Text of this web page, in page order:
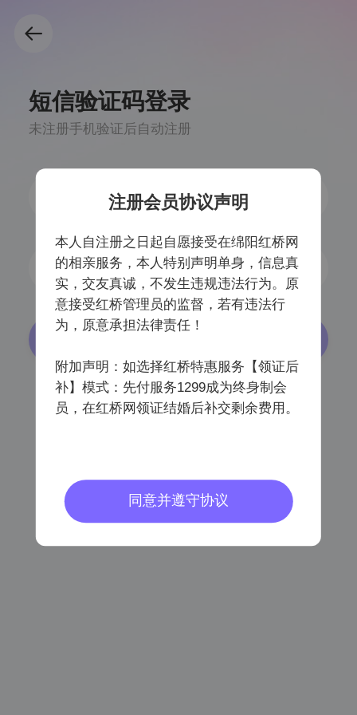
短信验证码登录
未注册手机验证后自动注册
获取验证码
已阅读同意《会员注册协议》《个人信息保护协议》
密码登录
注册会员协议声明
本人自注册之日起自愿接受在绵阳红桥网
的相亲服务，本人特别声明单身，信息真
实，交友真诚，不发生违规违法行为。原
意接受红桥管理员的监督，若有违法行
为，原意承担法律责任！
附加声明：如选择红桥特惠服务【领证后
补】模式：先付服务1299成为终身制会
员，在红桥网领证结婚后补交剩余费用。
同意并遵守协议